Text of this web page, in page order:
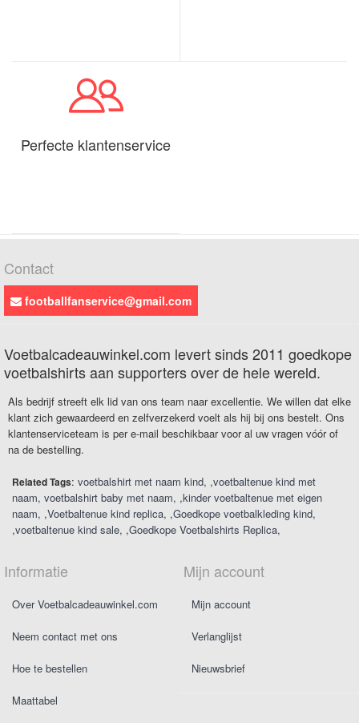
Perfecte klantenservice
Contact
footballfanservice@gmail.com
Voetbalcadeauwinkel.com levert sinds 2011 goedkope
voetbalshirts aan supporters over de hele wereld.
Als bedrijf streeft elk lid van ons team naar excellentie. We willen dat elke
klant zich gewaardeerd en zelfverzekerd voelt als hij bij ons bestelt. Ons
klantenserviceteam is per e-mail beschikbaar voor al uw vragen vóór of
na de bestelling.
Related Tags: voetbalshirt met naam kind ,voetbaltenue kind met
naam voetbalshirt baby met naam ,kinder voetbaltenue met eigen
naam ,Voetbaltenue kind replica ,Goedkope voetbalkleding kind
,voetbaltenue kind sale ,Goedkope Voetbalshirts Replica
Informatie
Over Voetbalcadeauwinkel.com
Neem contact met ons
Hoe te bestellen
Maattabel
Mijn account
Mijn account
Verlanglijst
Nieuwsbrief